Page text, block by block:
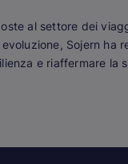
al settore dei
Sojern
e riaffermare